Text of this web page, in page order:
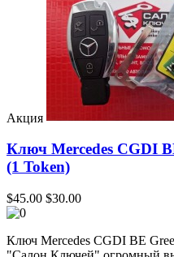
Акция
Ключ Mercedes CGDI
(1 Token)
$45.00 $30.00
Ключ Mercedes CGDI BE